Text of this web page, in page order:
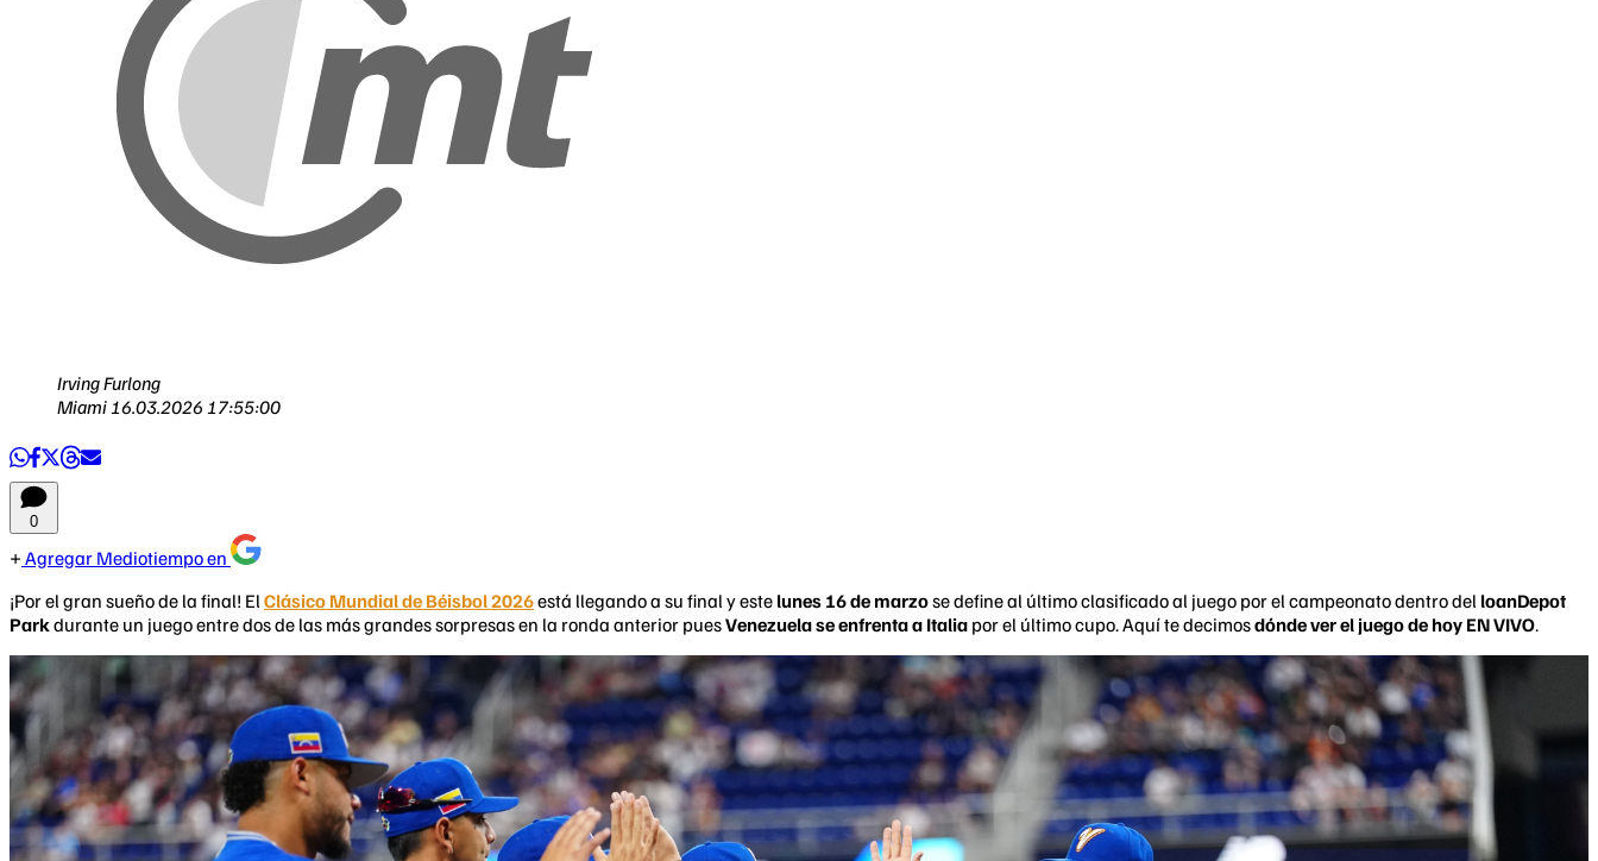
Irving Furlong
Miami 16.03.2026 17:55:00
0
Agregar Mediotiempo en
¡Por el gran sueño de la final! El Clásico Mundial de Béisbol 2026está llegando a su final y este lunes 16 de marzose define al último clasificado al juego por el campeonato dentro del loanDepot
Park durante un juego entre dos de las más grandes sorpresas en la ronda anterior puesVenezuela se enfrenta a Italia por el último cupo. Aquí te decimosdónde ver el juego de hoy EN VIVO.